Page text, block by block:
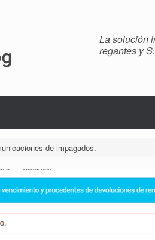
La solución
regantes y
de impagados.